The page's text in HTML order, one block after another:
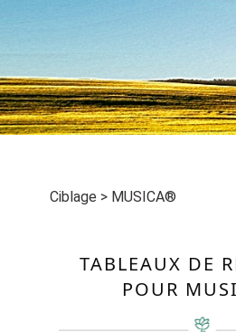
Ciblage > MUSICA®
TABLEAUX DE
POUR